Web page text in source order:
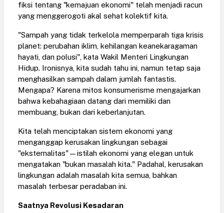
fiksi tentang "kemajuan ekonomi" telah menjadi racun
yang menggerogoti akal sehat kolektif kita.
"Sampah yang tidak terkelola memperparah tiga krisis
planet: perubahan iklim, kehilangan keanekaragaman
hayati, dan polusi", kata Wakil Menteri Lingkungan
Hidup. Ironisnya, kita sudah tahu ini, namun tetap saja
menghasilkan sampah dalam jumlah fantastis.
Mengapa? Karena mitos konsumerisme mengajarkan
bahwa kebahagiaan datang dari memiliki dan
membuang, bukan dari keberlanjutan.
Kita telah menciptakan sistem ekonomi yang
menganggap kerusakan lingkungan sebagai
"eksternalitas"—istilah ekonomi yang elegan untuk
mengatakan "bukan masalah kita." Padahal, kerusakan
lingkungan adalah masalah kita semua, bahkan
masalah terbesar peradaban ini.
Saatnya Revolusi Kesadaran